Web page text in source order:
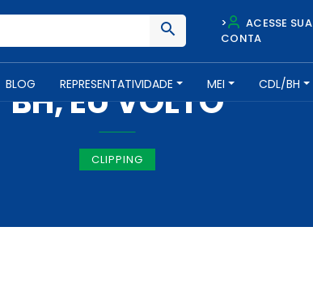
>
ACESSE SUA
CONTA
BLOG REPRESENTATIVIDADE MEI CDL/BH
IMPRENSA -14 DE FEVEREIRO DE 2018
BH, EU VOLTO
CLIPPING